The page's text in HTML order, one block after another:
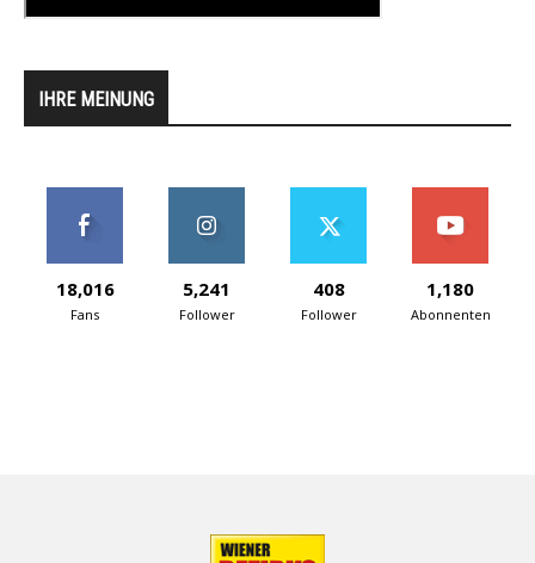
IHRE MEINUNG
18,016
Fans
5,241
Follower
408
Follower
1,180
Abonnenten